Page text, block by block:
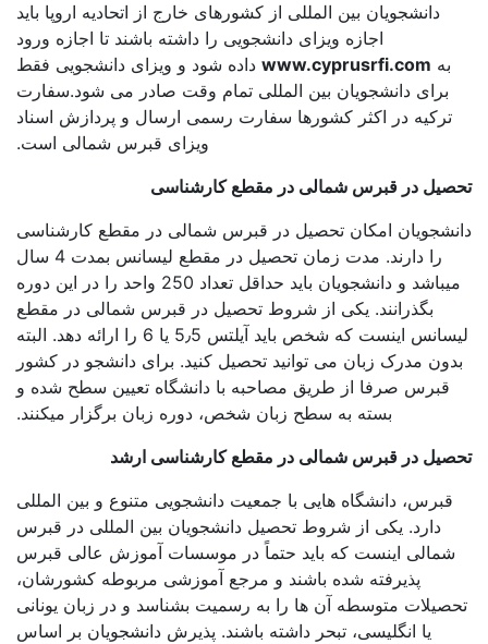
دانشجویان بین المللی از کشورهای خارج از اتحادیه اروپا باید
اجازه ویزای دانشجویی را داشته باشند تا اجازه ورود
www.cyprusrfi.comداده شود و ویزای دانشجویی فقط
برای دانشجویان بین المللی تمام وقت صادر می شود.سفارت
ترکیه در اکثر کشورها سفارت رسمی ارسال و پردازش اسناد
ویزای قبرس شمالی است.
در قبرس شمالی در مقطع کارشناسی
امکان تحصیل در قبرس شمالی در مقطع کارشناسی
را دارند. مدت زمان تحصیل در مقطع لیسانس بمدت 4 سال
میباشد و دانشجویان باید حداقل تعداد 250 واحد را در این دوره
بگذرانند. یکی از شروط تحصیل در قبرس شمالی در مقطع
لیسانس اینست که شخص باید آیلتس 5٫5 یا 6 را ارائه دهد. البته
مدرک زبان می توانید تحصیل کنید. برای دانشجو در کشور
قبرس صرفا از طریق مصاحبه با دانشگاه تعیین سطح شده و
بسته به سطح زبان شخص، دوره زبان برگزار میکنند.
در قبرس شمالی در مقطع کارشناسی ارشد
قبرس، دانشگاه هایی با جمعیت دانشجویی متنوع و بین المللی
دارد. یکی از شروط تحصیل دانشجویان بین المللی در قبرس
شمالی اینست که باید حتماً در موسسات آموزش عالی قبرس
پذیرفته شده باشند و مرجع آموزشی مربوطه کشورشان،
متوسطه آن ها را به رسمیت بشناسد و در زبان یونانی
یا انگلیسی، تبحر داشته باشند. پذیرش دانشجویان بر اساس